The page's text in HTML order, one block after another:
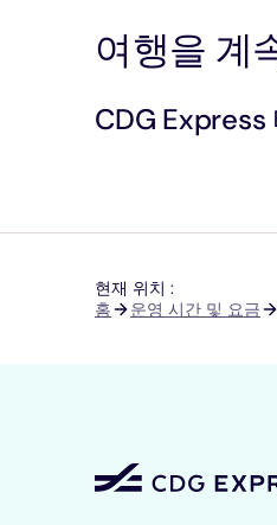
여행을 계
CDG Express
현재 위치 :
이
홈 운영 시간 및 요금